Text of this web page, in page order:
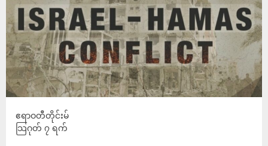
ဧရာဝတီတိုင်းမ်
သြဂုတ် ၇ ရက်